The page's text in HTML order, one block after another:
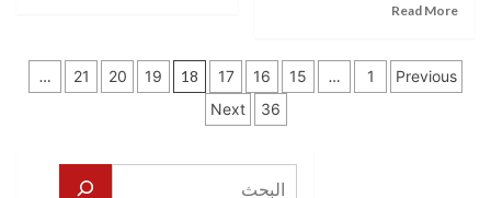
Read More
الملك
يتبادل
إلقاء
القبض
تعدد
Previous
1
…
15
16
17
18
19
20
21
…
36
Next
البحث